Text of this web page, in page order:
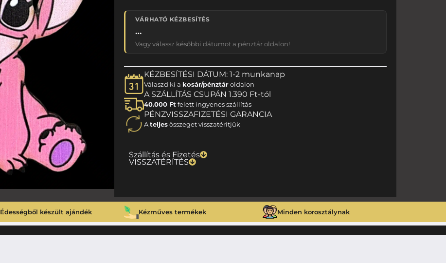
VÁRHATÓ KÉZBESÍTÉS
…
Vagy válassz későbbi dátumot a pénztár oldalon!
KÉZBESÍTÉSI DÁTUM: 1-2 munkanap
Válaszd ki a kosár/pénztároldalon
A SZÁLLÍTÁS CSUPÁN 1.390 Ft-tól
40.000 Ftfelett ingyenes szállítás
PÉNZVISSZAFIZETÉSI GARANCIA
Ateljesösszeget visszatérítjük
Szállítás és Fizetés
VISSZATÉRÍTÉS
Édességből készült ajándék Kézműves termékek Minden korosztálynak